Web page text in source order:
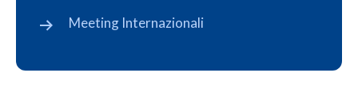
Meeting Internazionali